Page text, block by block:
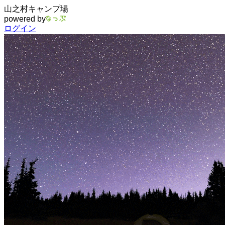
山之村キャンプ場
powered by
ログイン